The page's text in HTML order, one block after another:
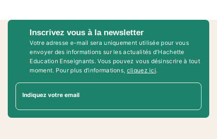
Inscrivez vous à la newsletter
Votre adresse e-mail sera uniquement utilisée pour vous
envoyer des informations sur les actualités d'Hachette
Education Enseignants. Vous pouvez vous désinscrire à tout
moment. Pour plus d’informations, cliquez ici.
Indiquez votre email